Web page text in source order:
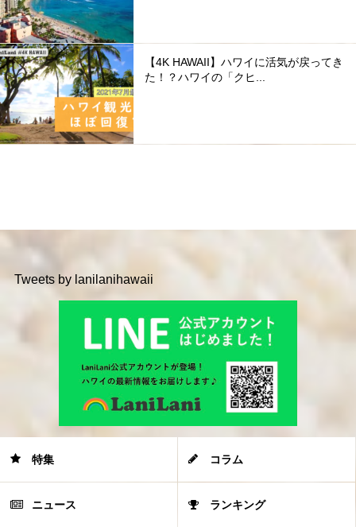
【4K HAWAII】ハワイに活気が戻ってき
た！？ハワイの「クヒ...
Tweets by lanilanihawaii
特集 コラム
ニュース ランキング